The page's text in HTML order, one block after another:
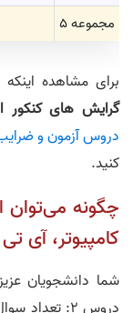
مجموعه 5
برای مشاهده
گرایش های کنکور
دروس آزمون و ضرایب
کنید.
چگونه
کامپیوتر، آی